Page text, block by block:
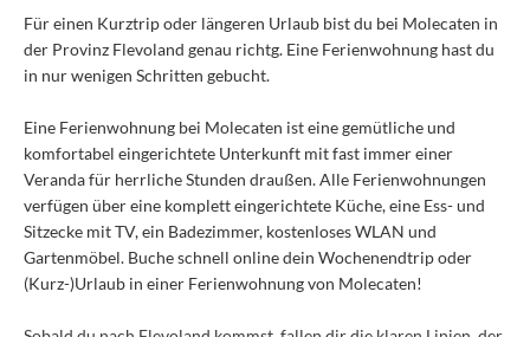
Für einen Kurztrip oder längeren Urlaub bist du bei Molecaten in
der Provinz Flevoland genau richtg. Eine Ferienwohnung hast du
in nur wenigen Schritten gebucht.
Eine Ferienwohnung bei Molecaten ist eine gemütliche und
komfortabel eingerichtete Unterkunft mit fast immer einer
Veranda für herrliche Stunden draußen. Alle Ferienwohnungen
verfügen über eine komplett eingerichtete Küche, eine Ess- und
Sitzecke mit TV, ein Badezimmer, kostenloses WLAN und
Gartenmöbel. Buche schnell online dein Wochenendtrip oder
(Kurz-)Urlaub in einer Ferienwohnung von Molecaten!